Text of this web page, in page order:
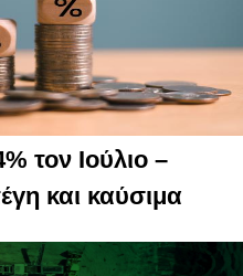
τον Ιούλιο –
και καύσιμα